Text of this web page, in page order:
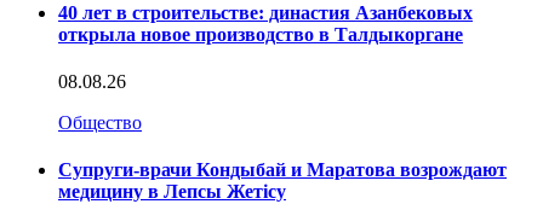
40 лет в строительстве: династия Азанбековых
открыла новое производство в Талдыкоргане
08.08.26
Общество
Супруги-врачи Кондыбай и Маратова возрождают
медицину в Лепсы Жетісу